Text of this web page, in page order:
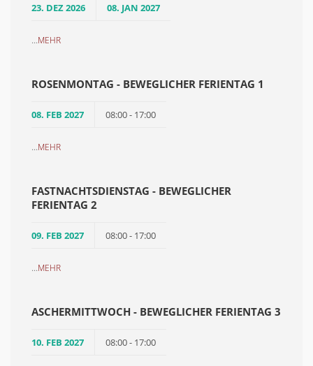
23. DEZ 2026 08. JAN 2027
...MEHR
ROSENMONTAG - BEWEGLICHER FERIENTAG 1
08. FEB 2027 08:00 - 17:00
...MEHR
FASTNACHTSDIENSTAG - BEWEGLICHER
FERIENTAG 2
09. FEB 2027 08:00 - 17:00
...MEHR
ASCHERMITTWOCH - BEWEGLICHER FERIENTAG 3
10. FEB 2027 08:00 - 17:00